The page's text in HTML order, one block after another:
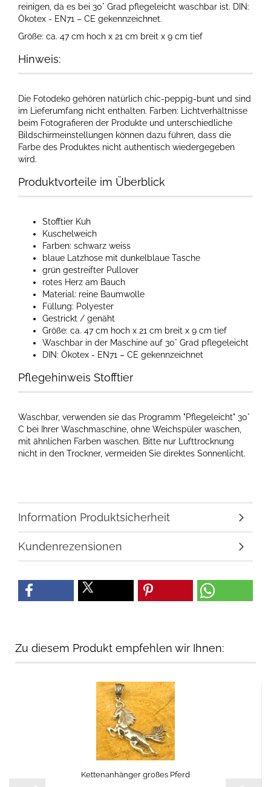
reinigen, da es bei 30° Grad pflegeleicht waschbar ist. DIN:
Ökotex - EN71 – CE gekennzeichnet.
Größe: ca. 47 cm hoch x 21 cm breit x 9 cm tief
Hinweis:
Die Fotodeko gehören natürlich chic-peppig-bunt und sind
im Lieferumfang nicht enthalten. Farben: Lichtverhältnisse
beim Fotografieren der Produkte und unterschiedliche
Bildschirmeinstellungen können dazu führen, dass die
Farbe des Produktes nicht authentisch wiedergegeben
wird.​
Produktvorteile im Überblick
Stofftier Kuh
Kuschelweich
Farben: schwarz weiss
blaue Latzhose mit dunkelblaue Tasche
grün gestreifter Pullover
rotes Herz am Bauch
Material: reine Baumwolle
Füllung: Polyester
Gestrickt / genäht
Größe: ca. 47 cm hoch x 21 cm breit x 9 cm tief
Waschbar in der Maschine auf 30° Grad pflegeleicht
DIN: Ökotex - EN71 – CE gekennzeichnet
Pflegehinweis Stofftier
Waschbar, verwenden sie das Programm "Pflegeleicht" 30°
C bei Ihrer Waschmaschine, ohne Weichspüler waschen,
mit ähnlichen Farben waschen. Bitte nur Lufttrocknung
nicht in den Trockner, vermeiden Sie direktes Sonnenlicht.
Information Produktsicherheit
Kundenrezensionen
Zu diesem Produkt empfehlen wir Ihnen:
Kettenanhänger großes Pferd